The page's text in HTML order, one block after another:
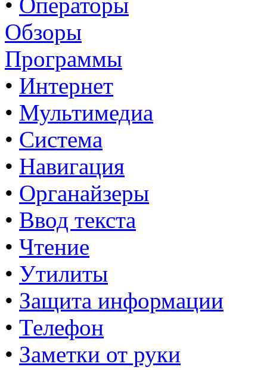
• Операторы
Обзоры
Программы
• Интернет
• Мультимедиа
• Система
• Навигация
• Органайзеры
• Ввод текста
• Чтение
• Утилиты
• Защита информации
• Телефон
• Заметки от руки